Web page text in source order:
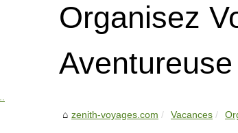
Organisez
zenith-voyages.com Vacances